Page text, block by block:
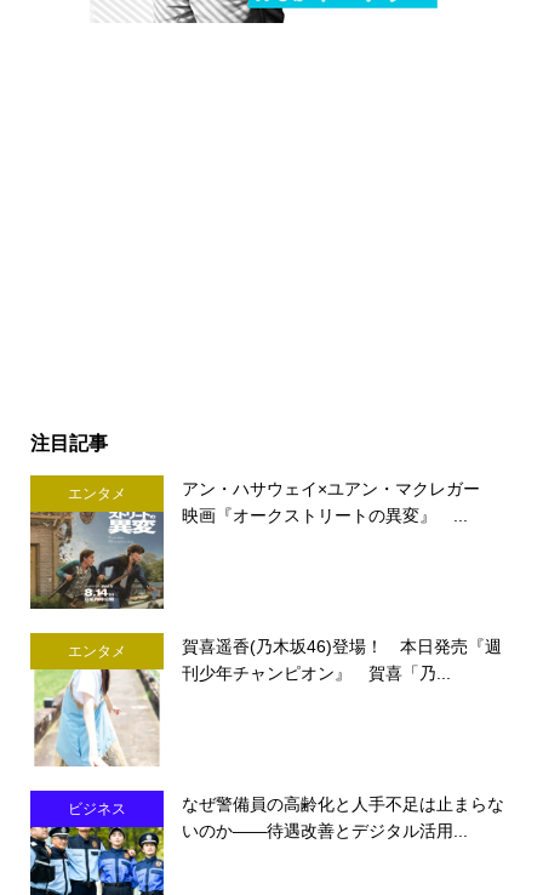
注目記事
エンタメ
アン・ハサウェイ×ユアン・マクレガー
映画『オークストリートの異変』 ...
エンタメ
賀喜遥香(乃木坂46)登場！ 本日発売『週
刊少年チャンピオン』 賀喜「乃...
ビジネス
なぜ警備員の高齢化と人手不足は止まらな
いのか――待遇改善とデジタル活用...